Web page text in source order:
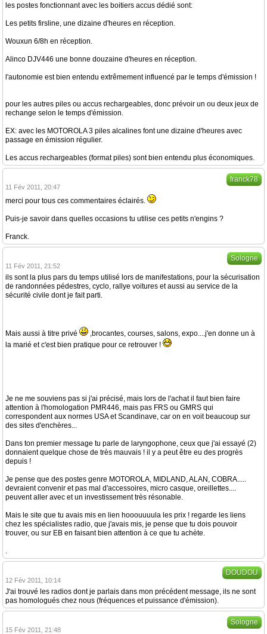
les postes fonctionnant avec les boitiers accus dédié sont:
Les petits firsline, une dizaine d'heures en réception.
Wouxun 6/8h en réception.
Alinco DJV446 une bonne douzaine d'heures en réception.
l'autonomie est bien entendu extrêmement influencé par le temps d'émission !
pour les autres piles ou accus rechargeables, donc prévoir un ou deux jeux de
rechange selon le temps d'émission.
EX: avec les MOTOROLA 3 piles alcalines font une dizaine d'heures avec
passage en émission régulier.
Les accus rechargeables (format piles) sont bien entendu plus économiques.
franck78
11 Fév 2011, 20:47
merci pour tous ces commentaires éclairés.
Puis-je savoir dans quelles occasions tu utilise ces petits n'engins ?
Franck.
Sologne
11 Fév 2011, 21:52
ils sont la plus pars du temps utilisé lors de manifestations, pour la sécurisation
de randonnées pédestres, cyclo, rallye voitures et aussi au service de la
sécurité civile dont je fait parti.
Mais aussi à titre privé
,brocantes, courses, salons, expo....j'en donne un à
la marié et c'est bien pratique pour ce retrouver !
Je ne me souviens pas si j'ai précisé, mais lors de l'achat il faut bien faire
attention à l'homologation PMR446, mais pas FRS ou GMRS qui
correspondent aux normes USA et Scandinave, car on en voit beaucoup sur
des sites d'enchères...
Dans ton premier message tu parle de laryngophone, ceux que j'ai essayé (2)
donnaient quelque chose de très mauvais ! il y a peut être eu des progrès
depuis !
Je pense que des postes genre MOTOROLA, MIDLAND, ALAN, COBRA.....
devraient convenir et pas mal d'accessoires, micro casque, oreillettes....
peuvent aller avec et un investissement très résonable.
Mais le site que tu avais mis en lien hooouuuula les prix ! regarde les liens
chez les spécialistes radio, que j'avais mis, je pense que tu dois pouvoir
trouver, ou sur EB en faisant bien attention à ce que tu achète.
.
DOUDOU
12 Fév 2011, 10:14
J'ai trouvé les radios dont je parlais dans mon précédent message, ils ne sont
pas homologués chez nous (fréquences et puissance d'émission).
Sologne
15 Fév 2011, 21:48